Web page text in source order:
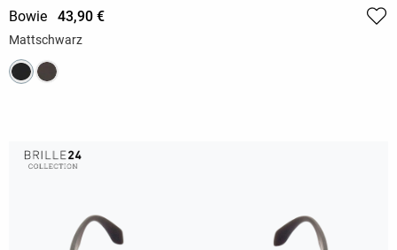
Bowie 43,90 €
Mattschwarz